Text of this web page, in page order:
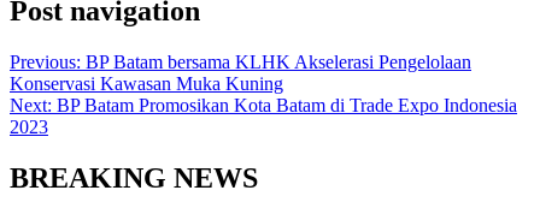
Post navigation
Previous: BP Batam bersama KLHK Akselerasi Pengelolaan
Konservasi Kawasan Muka Kuning
Next: BP Batam Promosikan Kota Batam di Trade Expo Indonesia
2023
BREAKING NEWS